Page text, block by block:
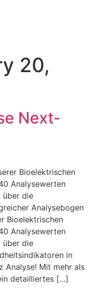
20,
Next-
Bioelektrischen
Analysewerten
über die
Analysebogen
Bioelektrischen
Analysewerten
über die
in
Analyse! Mit mehr als
detailliertes […]